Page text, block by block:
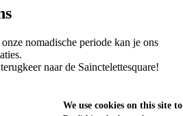
nomadische periode kan je ons
naar de Sainctelettesquare!
We use cookies on this site